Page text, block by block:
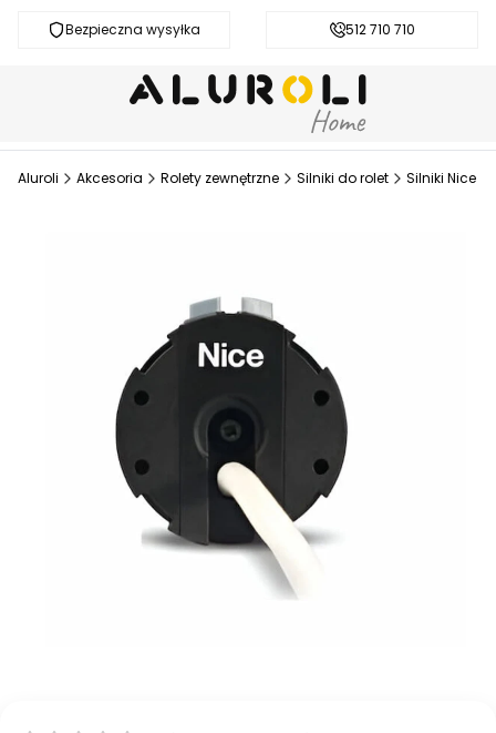
Bezpieczna wysyłka Darmowa dostawa od 200 zł
512 710 710
Aluroli Akcesoria Rolety zewnętrzne Silniki do rolet Silniki Nice